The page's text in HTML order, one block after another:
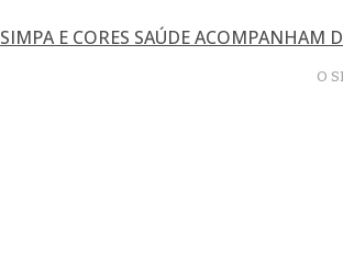
SIMPA E CORES SAÚDE ACOMPANHAM
O